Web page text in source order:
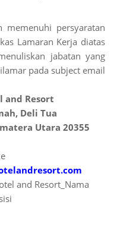
persyaratan
Lamaran Kerja diatas
jabatan yang
pada subject email :
and Resort
Deli Tua
Utara 20355
and Resort_Nama